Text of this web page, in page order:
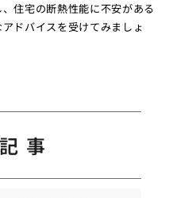
住宅の断熱性能に不安がある
ドバイスを受けてみましょ
事